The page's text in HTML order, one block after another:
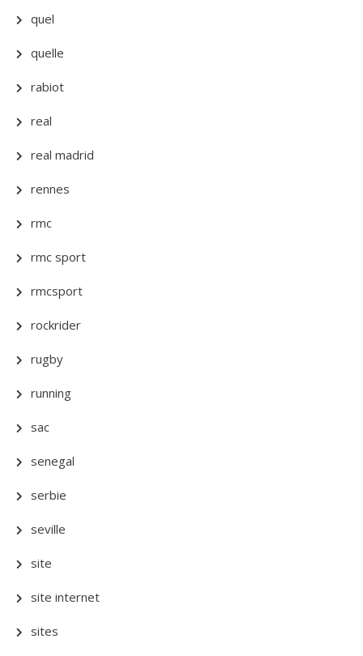
quel
quelle
rabiot
real
real madrid
rennes
rmc
rmc sport
rmcsport
rockrider
rugby
running
sac
senegal
serbie
seville
site
site internet
sites